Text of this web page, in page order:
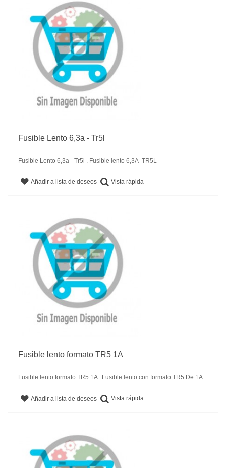
Fusible Lento 6,3a - Tr5l
Fusible Lento 6,3a - Tr5l . Fusible lento 6,3A -TR5L
Añadir a lista de deseos Vista rápida
Fusible lento formato TR5 1A
Fusible lento formato TR5 1A . Fusible lento con formato TR5.De 1A
Añadir a lista de deseos Vista rápida